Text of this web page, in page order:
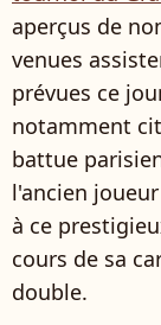
aperçus de
venues
prévues ce
notamment
battue
l'ancien
à ce
cours de sa
double.